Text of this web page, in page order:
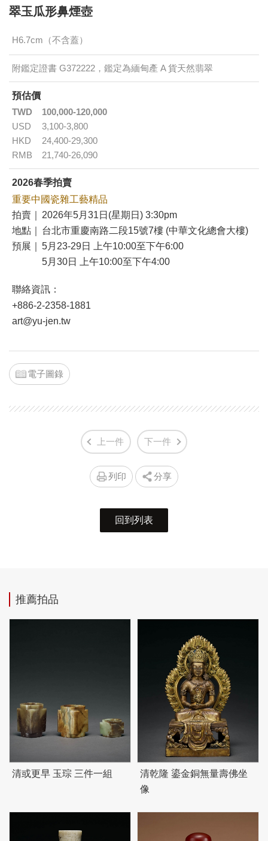
翠玉瓜形鼻煙壺
H6.7cm（不含蓋）
附鑑定證書 G372222，鑑定為緬甸產 A 貨天然翡翠
預估價
TWD
100,000-120,000
USD
3,100-3,800
HKD
24,400-29,300
RMB
21,740-26,090
2026春季拍賣
重要中國瓷雜工藝精品
拍賣｜
2026年5月31日(星期日) 3:30pm
地點｜
台北市重慶南路二段15號7樓 (中華文化總會大樓)
預展｜
5月23-29日 上午10:00至下午6:00
5月30日 上午10:00至下午4:00
聯絡資訊：
+886-2-2358-1881
art@yu-jen.tw
電子圖錄
上一件 下一件
列印 分享
回到列表
推薦拍品
清或更早 玉琮 三件一組
清乾隆 鎏金銅無量壽佛坐
像